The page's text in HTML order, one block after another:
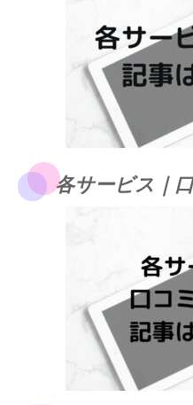
各サービス｜